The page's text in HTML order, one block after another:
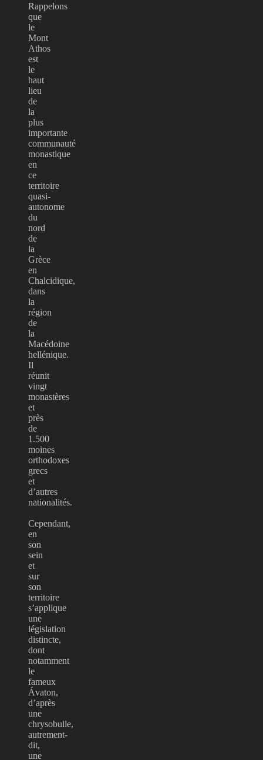
Rappelons
que
le
Mont
Athos
est
le
haut
lieu
de
la
plus
importante
communauté
monastique
en
ce
territoire
quasi-
autonome
du
nord
de
la
Grèce
en
Chalcidique,
dans
la
région
de
la
Macédoine
hellénique.
Il
réunit
vingt
monastères
et
près
de
1.500
moines
orthodoxes
grecs
et
d’autres
nationalités.
Cependant,
en
son
sein
et
sur
son
territoire
s’applique
une
législation
distincte,
dont
notamment
le
fameux
Ávaton,
d’après
une
chrysobulle,
autrement-
dit,
une